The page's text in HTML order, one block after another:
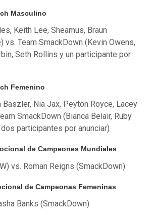
Masculino
Keith Lee, Sheamus, Braun
vs. Team SmackDown (Kevin Owens,
Seth Rollins y un participante por
Femenino
Baszler, Nia Jax, Peyton Royce, Lacey
SmackDown (Bianca Belair, Ruby
participantes por anunciar)
de Campeones Mundiales
vs. Roman Reigns (SmackDown)
de Campeonas Femeninas
Banks (SmackDown)